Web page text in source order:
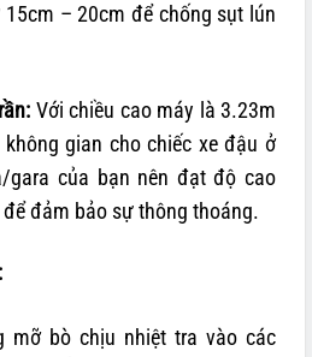
– 20cm để chống sụt lún
Với chiều cao máy là 3.23m
gian cho chiếc xe đậu ở
gara của bạn nên đạt độ cao
đảm bảo sự thông thoáng.
mỡ bò chịu nhiệt tra vào các